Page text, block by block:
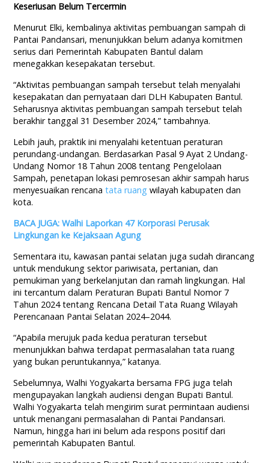
Keseriusan Belum Tercermin
Menurut Elki, kembalinya aktivitas pembuangan sampah di
Pantai Pandansari, menunjukkan belum adanya komitmen
serius dari Pemerintah Kabupaten Bantul dalam
menegakkan kesepakatan tersebut.
“Aktivitas pembuangan sampah tersebut telah menyalahi
kesepakatan dan pernyataan dari DLH Kabupaten Bantul.
Seharusnya aktivitas pembuangan sampah tersebut telah
berakhir tanggal 31 Desember 2024,” tambahnya.
Lebih jauh, praktik ini menyalahi ketentuan peraturan
perundang-undangan. Berdasarkan Pasal 9 Ayat 2 Undang-
Undang Nomor 18 Tahun 2008 tentang Pengelolaan
Sampah, penetapan lokasi pemrosesan akhir sampah harus
menyesuaikan rencanatata ruang wilayah kabupaten dan
kota.
BACA JUGA: Walhi Laporkan 47 Korporasi Perusak
Lingkungan ke Kejaksaan Agung
Sementara itu, kawasan pantai selatan juga sudah dirancang
untuk mendukung sektor pariwisata, pertanian, dan
pemukiman yang berkelanjutan dan ramah lingkungan. Hal
ini tercantum dalam Peraturan Bupati Bantul Nomor 7
Tahun 2024 tentang Rencana Detail Tata Ruang Wilayah
Perencanaan Pantai Selatan 2024–2044.
“Apabila merujuk pada kedua peraturan tersebut
menunjukkan bahwa terdapat permasalahan tata ruang
yang bukan peruntukannya,” katanya.
Sebelumnya, Walhi Yogyakarta bersama FPG juga telah
mengupayakan langkah audiensi dengan Bupati Bantul.
Walhi Yogyakarta telah mengirim surat permintaan audiensi
untuk menangani permasalahan di Pantai Pandansari.
Namun, hingga hari ini belum ada respons positif dari
pemerintah Kabupaten Bantul.